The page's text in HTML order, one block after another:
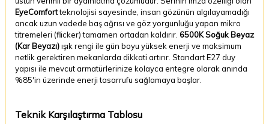
EyeComfortteknolojisi sayesinde, insan gözünün algılayamadığı
ancak uzun vadede baş ağrısı ve göz yorgunluğu yapan mikro
titremeleri (flicker) tamamen ortadan kaldırır. 6500K Soğuk Beyaz
(Kar Beyazı)ışık rengi ile gün boyu yüksek enerji ve maksimum
netlik gerektiren mekanlarda dikkati artırır. Standart E27 duy
yapısı ile mevcut armatürlerinize kolayca entegre olarak anında
%85'in üzerinde enerji tasarrufu sağlamaya başlar.
Teknik Karşılaştırma Tablosu